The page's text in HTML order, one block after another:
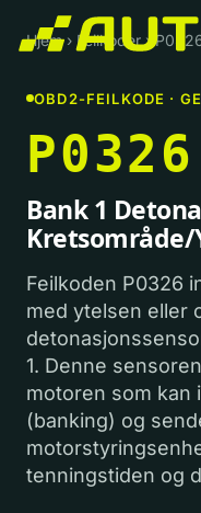
Hjem› Feilkoder›
OBD2-FEILKODE ·
P0326
Bank 1
Kretsområde/
Feilkoden P0326
med ytelsen eller
1. Denne
motoren som kan
(banking) og
tenningstiden og